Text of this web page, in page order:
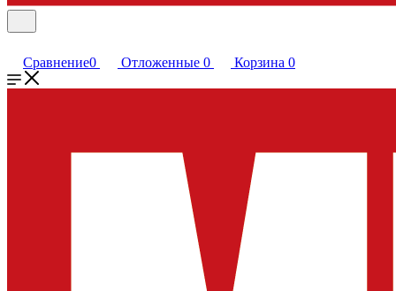
Сравнение0 Отложенные 0 Корзина 0